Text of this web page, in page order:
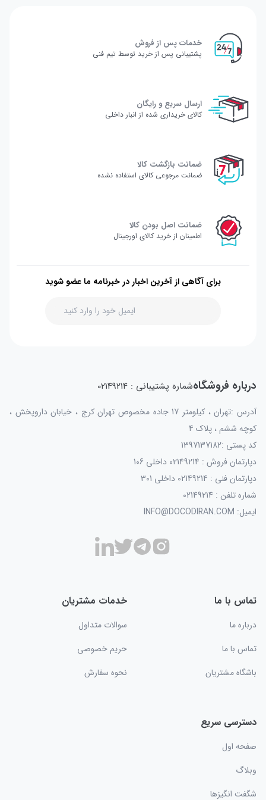
خدمات پس از فروش
پشتیبانی پس از خرید توسط تیم فنی
ارسال سریع و رایگان
کالای خریداری شده از انبار داخلی
ضمانت بازگشت کالا
ضمانت مرجوعی کالای استفاده نشده
ضمانت اصل بودن کالا
اطمینان از خرید کالای اورجینال
برای آگاهی از آخرین اخبار در خبرنامه ما عضو شوید
درباره فروشگاهشماره پشتیبانی : 02149214
آدرس :تهران ، کیلومتر 17 جاده مخصوص تهران کرج ، خیابان داروپخش ،
کوچه ششم ، پلاک 4
کد پستی :1397137182
دپارتمان فروش : 02149214 داخلی 106
دپارتمان فنی : 02149214 داخلی 301
شماره تلفن : 02149214
ایمیل: INFO@DOCODIRAN.COM
تماس با ما
درباره ما
تماس با ما
باشگاه مشتریان
خدمات مشتریان
سوالات متداول
حریم خصوصی
نحوه سفارش
دسترسی سریع
صفحه اول
وبلاگ
شگفت انگیزها